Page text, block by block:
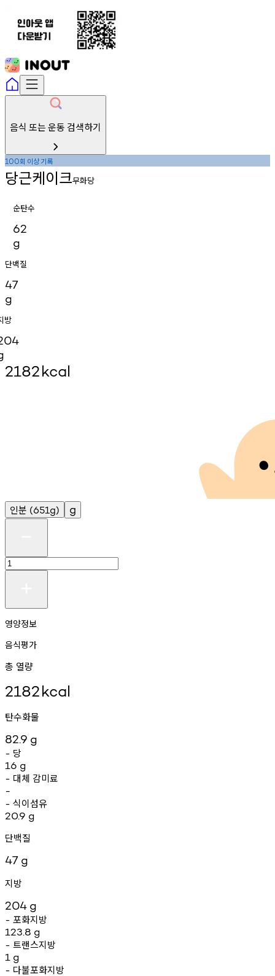
음식 또는 운동 검색하기
100회 이상기록
당근케이크무화당
순탄수
62
g
단백질
47
g
방
2182kcal
인분 (651g) g
영양정보
음식평가
총 열량
2182kcal
탄수화물
82.9 g
- 당
16 g
- 대체 감미료
-
- 식이섬유
20.9 g
단백질
47 g
지방
204 g
- 포화지방
123.8 g
- 트랜스지방
1 g
- 다불포화지방